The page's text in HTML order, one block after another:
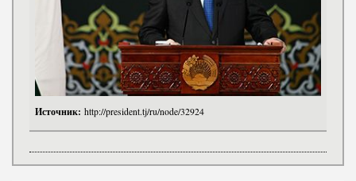
Источник: http://president.tj/ru/node/32924